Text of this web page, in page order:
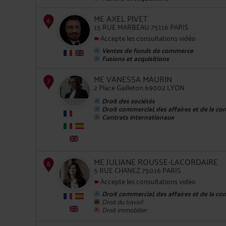
ME AXEL PIVET
15 RUE MARBEAU 75116 PARIS
Accepte les consultations vidéo
Ventes de fonds de commerce
Fusions et acquisitions
ME VANESSA MAURIN
2 Place Gailleton 69002 LYON
Droit des sociétés
Droit commercial, des affaires et de la
Contrats internationaux
ME JULIANE ROUSSE-LACORDAIRE
5 RUE CHANEZ 75016 PARIS
Accepte les consultations vidéo
Droit commercial, des affaires et de la
Droit du travail
Droit immobilier